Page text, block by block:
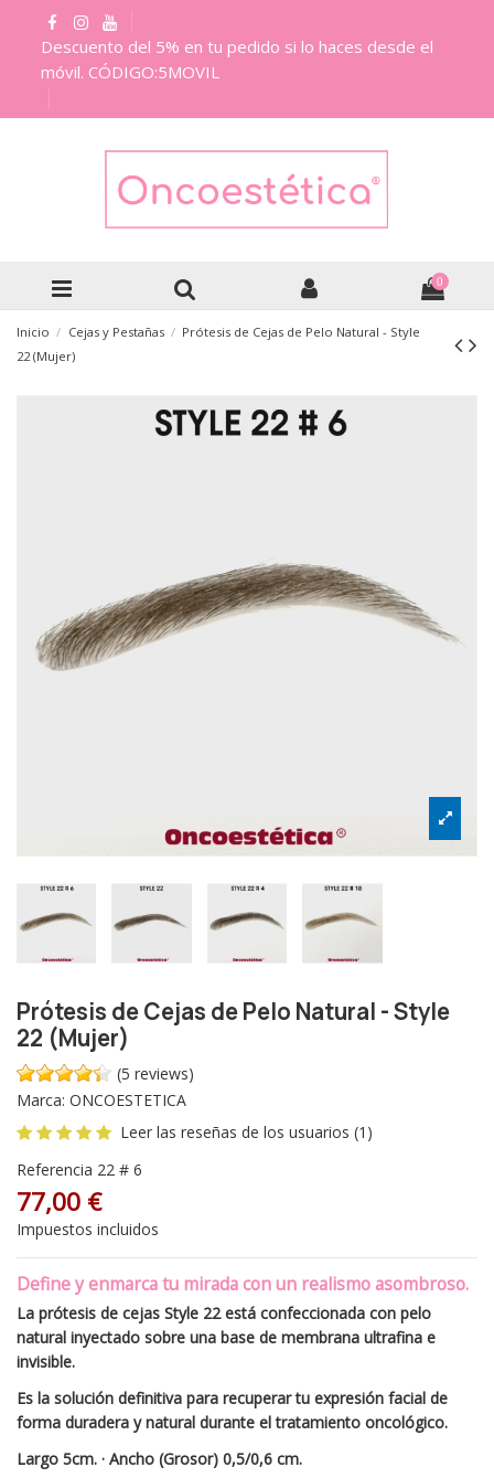
Descuento del 5% en tu pedido si lo haces desde el
móvil. CÓDIGO:5MOVIL
0
Inicio Cejas y Pestañas
Prótesis de Cejas de Pelo Natural - Style
22 (Mujer)
Prótesis de Cejas de Pelo Natural - Style
22 (Mujer)
(5 reviews)
Marca: ONCOESTETICA
Leer las reseñas de los usuarios (1)
Referencia 22 # 6
77,00 €
Impuestos incluidos
Define y enmarca tu mirada con un realismo asombroso.
La prótesis de cejas Style 22 está confeccionada con pelo
natural inyectado sobre una base de membrana ultrafina e
invisible.
Es la solución definitiva para recuperar tu expresión facial de
forma duradera y natural durante el tratamiento oncológico.
Largo 5cm. · Ancho (Grosor) 0,5/0,6 cm.